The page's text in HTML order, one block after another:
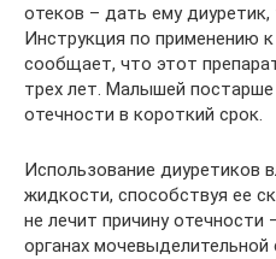
отеков – дать ему
Инструкция по применению
сообщает, что этот
трех лет. Малышей
отечности в короткий срок.
Использование диуретиков
жидкости, способствуя ее
не лечит причину отечности
органах